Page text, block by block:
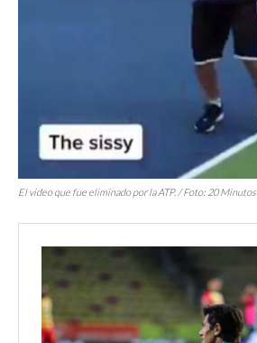
El video que fue eliminado por la ATP. / Foto: 20 Minutos